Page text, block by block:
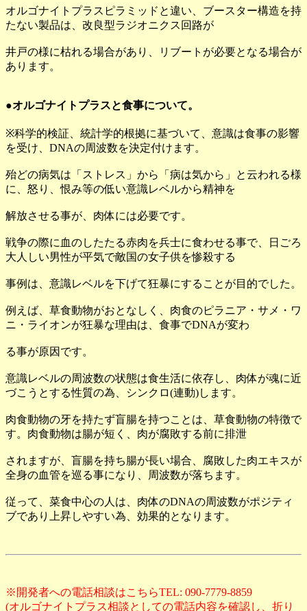
オルゴナイトプラスピラミッドと違い、ブースター構造を持
たない製品は、改良型ラジオニクス回路が
井戸の様に枯れる場合があり、リブートが必要となる場合が
あります。
●オルゴナイトプラスと食事について。
※科学的検証、統計学的根拠に基づいて、意識は食事の影響
を受け、DNAの周波数を決定付けます。
殆どの病気は「ストレス」から「病は気から」と云われる様
に、怒り、恨み等の低い意識レベルから精神を
解放させる事が、肉体には必要です。
戦争の際に血のしたたる赤肉を兵士に食わせる事で、日ごろ
大人しい男性が平気で敵国の女子供を惨殺する
事例は、意識レベルを下げて狂暴にすることが目的でした。
例えば、草食動物がおとなしく、肉食のピラニア・サメ・ワ
ニ・ライオンが狂暴な理由は、食事でDNAが変わ
る事が原因です。
意識レベルの周波数の状態は食生活に依存し、肉体が魂に近
づこうとする性質の為、シンクロ(連動)します。
肉食動物の牙を持たず盲腸を持つことは、草食動物の特徴で
す。肉食動物は腸が短く、肉が腐敗する前に排泄
されますが、盲腸を持ち腸が長い場合、腐敗した肉エキスが
全身の血管を巡る事になり、周波数が落ちます。
従って、菜食中心の人は、肉体のDNAの周波数がポジティ
ブであり上昇しやすい為、効果的となります。
※開発者への電話相談はこちらTEL: 090-7779-8859
(オルゴナイトプラス相談としての電話内容を確認し、折り